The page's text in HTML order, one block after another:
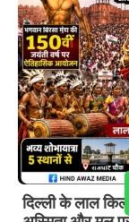
दिल्ली के लाल